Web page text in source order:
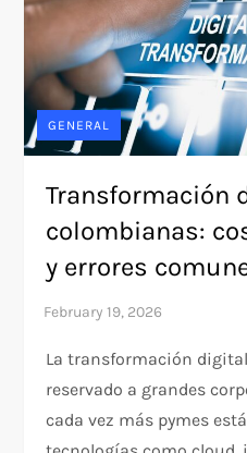
GENERAL
Transformación
colombianas:
y errores
La transformación
reservado a grandes
cada vez más pymes